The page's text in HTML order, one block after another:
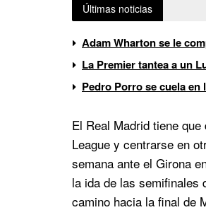
Últimas noticias
Adam Wharton se le
La Premier tantea a un
Pedro Porro se cuela
El Real Madrid tiene
League y centrarse en
semana ante el Girona
la ida de las semifinales
camino hacia la final de